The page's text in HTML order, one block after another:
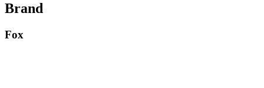
Brand
Fox